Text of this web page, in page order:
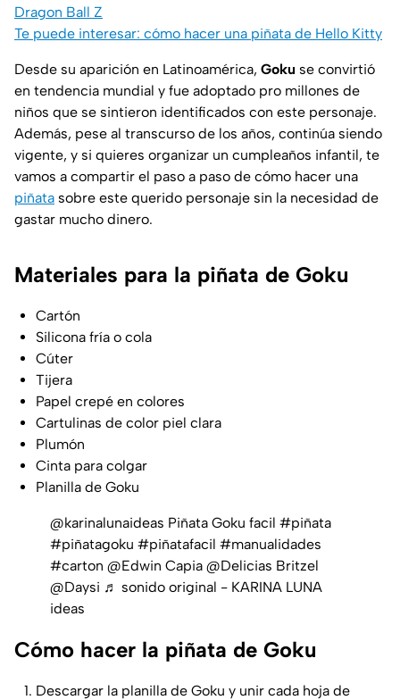
Dragon Ball Z
Te puede interesar: cómo hacer una piñata de Hello Kitty
Desde su aparición en Latinoamérica, Goku se convirtió
en tendencia mundial y fue adoptado pro millones de
niños que se sintieron identificados con este personaje.
Además, pese al transcurso de los años, continúa siendo
vigente, y si quieres organizar un cumpleaños infantil, te
vamos a compartir el paso a paso de cómo hacer una
piñata sobre este querido personaje sin la necesidad de
gastar mucho dinero.
Materiales para la piñata de Goku
Cartón
Silicona fría o cola
Cúter
Tijera
Papel crepé en colores
Cartulinas de color piel clara
Plumón
Cinta para colgar
Planilla de Goku
@karinalunaideas Piñata Goku facil #piñata
#piñatagoku #piñatafacil #manualidades
#carton @Edwin Capia @Delicias Britzel
@Daysi ♬ sonido original - KARINA LUNA
ideas
Cómo hacer la piñata de Goku
Descargar la planilla de Goku y unir cada hoja de